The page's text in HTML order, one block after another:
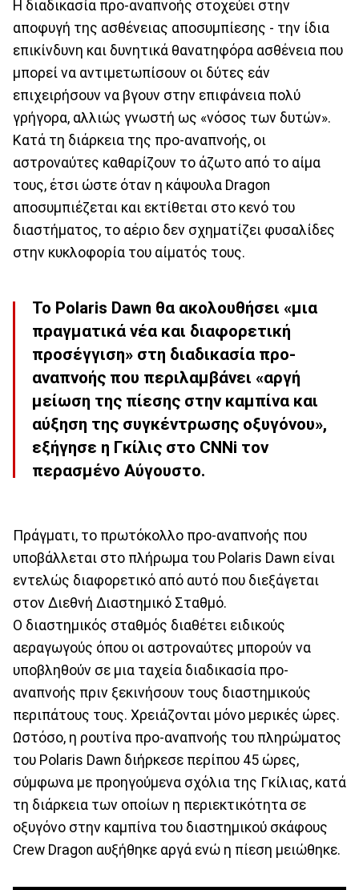
Η διαδικασία προ-αναπνοής στοχεύει στην
αποφυγή της ασθένειας αποσυμπίεσης - την ίδια
επικίνδυνη και δυνητικά θανατηφόρα ασθένεια που
μπορεί να αντιμετωπίσουν οι δύτες εάν
επιχειρήσουν να βγουν στην επιφάνεια πολύ
γρήγορα, αλλιώς γνωστή ως «νόσος των δυτών».
Κατά τη διάρκεια της προ-αναπνοής, οι
αστροναύτες καθαρίζουν το άζωτο από το αίμα
τους, έτσι ώστε όταν η κάψουλα Dragon
αποσυμπιέζεται και εκτίθεται στο κενό του
διαστήματος, το αέριο δεν σχηματίζει φυσαλίδες
στην κυκλοφορία του αίματός τους.
Το Polaris Dawn θα ακολουθήσει «μια
πραγματικά νέα και διαφορετική
προσέγγιση» στη διαδικασία προ-
αναπνοής που περιλαμβάνει «αργή
μείωση της πίεσης στην καμπίνα και
αύξηση της συγκέντρωσης οξυγόνου»,
εξήγησε η Γκίλις στο CNNi τον
περασμένο Αύγουστο.
Πράγματι, το πρωτόκολλο προ-αναπνοής που
υποβάλλεται στο πλήρωμα του Polaris Dawn είναι
εντελώς διαφορετικό από αυτό που διεξάγεται
στον Διεθνή Διαστημικό Σταθμό.
Ο διαστημικός σταθμός διαθέτει ειδικούς
αεραγωγούς όπου οι αστροναύτες μπορούν να
υποβληθούν σε μια ταχεία διαδικασία προ-
αναπνοής πριν ξεκινήσουν τους διαστημικούς
περιπάτους τους. Χρειάζονται μόνο μερικές ώρες.
Ωστόσο, η ρουτίνα προ-αναπνοής του πληρώματος
του Polaris Dawn διήρκεσε περίπου 45 ώρες,
σύμφωνα με προηγούμενα σχόλια της Γκίλιας, κατά
τη διάρκεια των οποίων η περιεκτικότητα σε
οξυγόνο στην καμπίνα του διαστημικού σκάφους
Crew Dragon αυξήθηκε αργά ενώ η πίεση μειώθηκε.